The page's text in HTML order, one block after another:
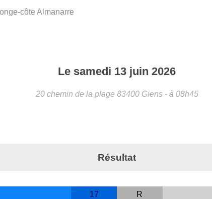
côte Almanarre
Le samedi 13 juin 2026
20 chemin de la plage 83400 Giens - à 08h45
Résultat
17 R